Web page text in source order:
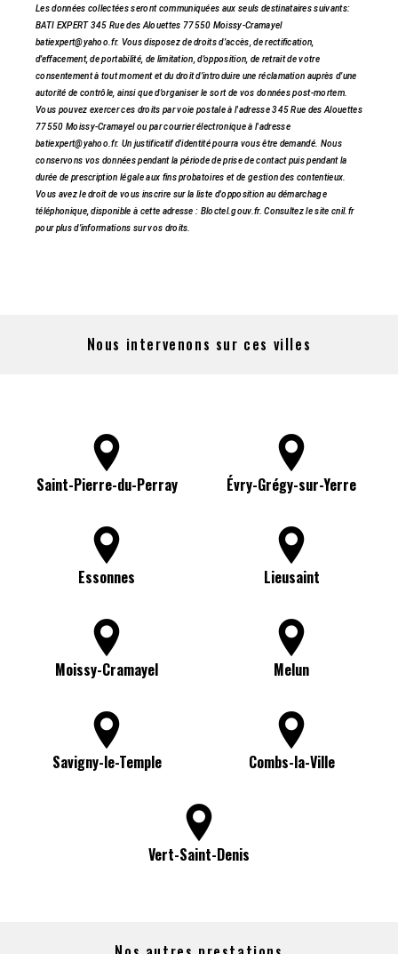
Les données collectées seront communiquées aux seuls destinataires suivants:
BATI EXPERT 345 Rue des Alouettes 77550 Moissy-Cramayel
batiexpert@yahoo.fr. Vous disposez de droits d’accès, de rectification,
d’effacement, de portabilité, de limitation, d’opposition, de retrait de votre
consentement à tout moment et du droit d’introduire une réclamation auprès d’une
autorité de contrôle, ainsi que d’organiser le sort de vos données post-mortem.
Vous pouvez exercer ces droits par voie postale à l'adresse 345 Rue des Alouettes
77550 Moissy-Cramayel ou par courrier électronique à l'adresse
batiexpert@yahoo.fr. Un justificatif d'identité pourra vous être demandé. Nous
conservons vos données pendant la période de prise de contact puis pendant la
durée de prescription légale aux fins probatoires et de gestion des contentieux.
Vous avez le droit de vous inscrire sur la liste d'opposition au démarchage
téléphonique, disponible à cette adresse : Bloctel.gouv.fr. Consultez le site cnil.fr
pour plus d’informations sur vos droits.
Nous intervenons sur ces villes
Saint-Pierre-du-Perray Évry-Grégy-sur-Yerre
Essonnes Lieusaint
Moissy-Cramayel Melun
Savigny-le-Temple Combs-la-Ville
Vert-Saint-Denis